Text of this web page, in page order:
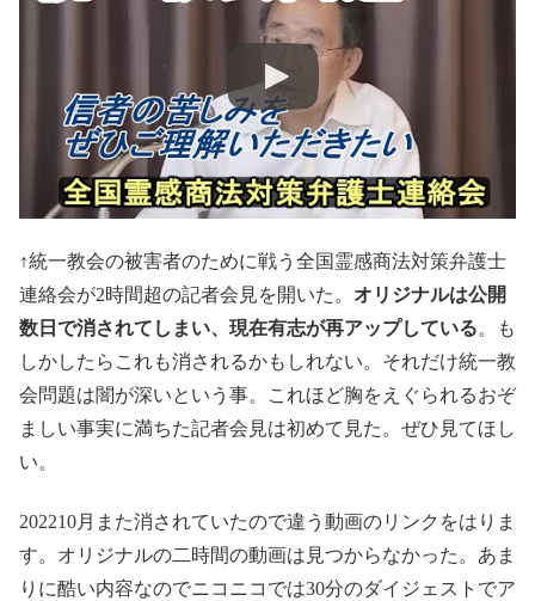
↑統一教会の被害者のために戦う全国霊感商法対策弁護士
連絡会が2時間超の記者会見を開いた。 オリジナルは公開
数日で消されてしまい、現在有志が再アップしている。も
しかしたらこれも消されるかもしれない。それだけ統一教
会問題は闇が深いという事。これほど胸をえぐられるおぞ
ましい事実に満ちた記者会見は初めて見た。ぜひ見てほし
い。
202210月また消されていたので違う動画のリンクをはりま
す。オリジナルの二時間の動画は見つからなかった。あま
りに酷い内容なのでニコニコでは30分のダイジェストでア